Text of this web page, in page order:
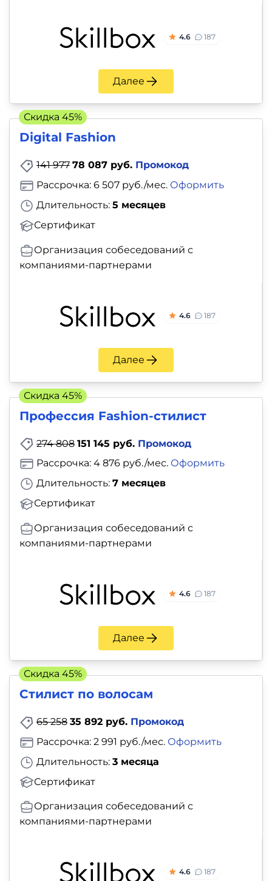
4.6 187
Далее
Digital Fashion
141 977 78 087 руб. Промокод
Длительность: 5 месяцев
Сертификат
Рассрочка: 6 507 руб./мес. Оформить
Организация собеседований с
компаниями-партнерами
4.6 187
Далее
Скидка 45%
Профессия Fashion-стилист
274 808 151 145 руб. Промокод
Длительность: 7 месяцев
Сертификат
Рассрочка: 4 876 руб./мес. Оформить
Организация собеседований с
компаниями-партнерами
4.6 187
Далее
Скидка 45%
Стилист по волосам
65 258 35 892 руб. Промокод
Длительность: 3 месяца
Сертификат
Рассрочка: 2 991 руб./мес. Оформить
Организация собеседований с
компаниями-партнерами
4.6 187
Скидка 45%